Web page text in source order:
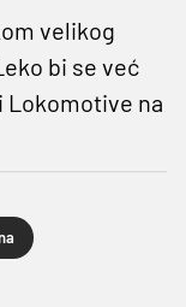
velikog
bi se već
Lokomotive na